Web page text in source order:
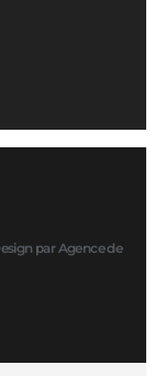
par Agence de